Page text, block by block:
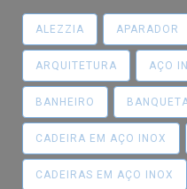
ALEZZIA APARADOR
ARQUITETURA AÇO
BANHEIRO
CADEIRA EM AÇO INOX
CADEIRAS EM AÇO INOX